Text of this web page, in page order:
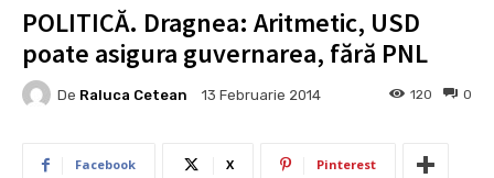
POLITICĂ. Dragnea: Aritmetic, USD
poate asigura guvernarea, fără PNL
De Raluca Cetean 13 Februarie 2014 0
120
Facebook X Pinterest